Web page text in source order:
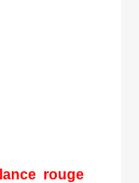
rouge